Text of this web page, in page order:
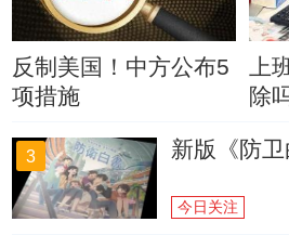
反制美国！中方公布5
项措施
上
除
3 新版《防
今日关注